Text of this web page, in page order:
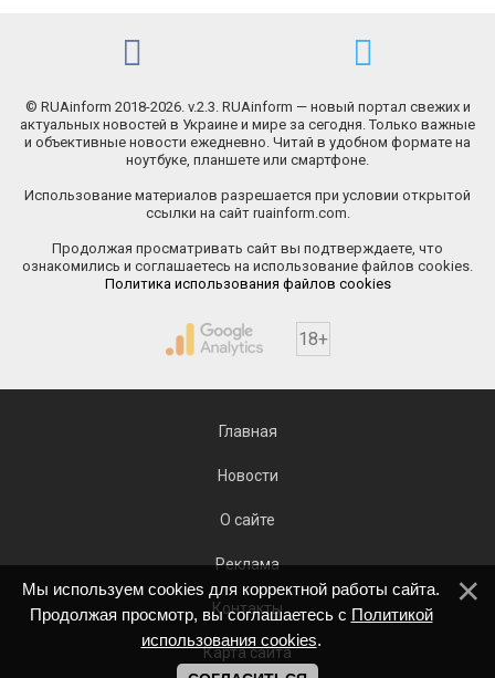
© RUAinform 2018-2026. v.2.3. RUAinform — новый портал свежих и
актуальных новостей в Украине и мире за сегодня. Только важные
и объективные новости ежедневно. Читай в удобном формате на
ноутбуке, планшете или смартфоне.
Использование материалов разрешается при условии открытой
ссылки на сайт ruainform.com.
Продолжая просматривать сайт вы подтверждаете, что
ознакомились и соглашаетесь на использование файлов cookies.
Политика использования файлов cookies
18+
Главная
Новости
О сайте
Реклама
Контакты
Карта сайта
Мы используем cookies для корректной работы сайта.
Продолжая просмотр, вы соглашаетесь с Политикой
использования cookies.